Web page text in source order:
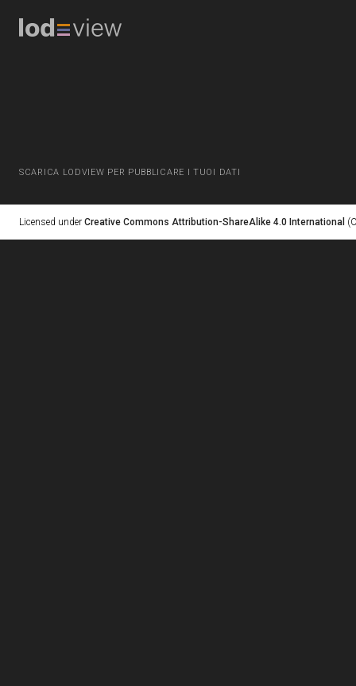
SCARICA LODVIEW PER PUBBLICARE I TUOI DATI
Licensed under Creative Commons Attribution-ShareAlike 4.0 International